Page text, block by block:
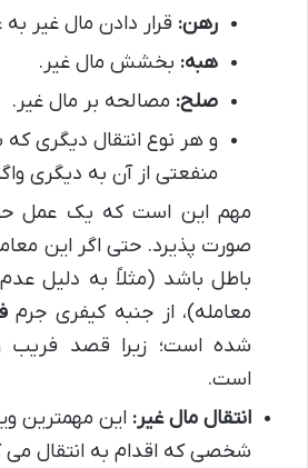
رهن: قرار دادن مال غیر به
هبه: بخشش مال غیر.
صلح: مصالحه بر مال غیر.
و هر نوع انتقال دیگری
منفعتی از آن به دیگری
مهم این است که یک عمل
صورت پذیرد. حتی اگر این
باطل باشد (مثلاً به دلیل
معامله)، از جنبه کیفری جرم
شده است؛ زیرا قصد فریب و
است.
انتقال مال غیر: این مهمترین
شخصی که اقدام به انتقال می